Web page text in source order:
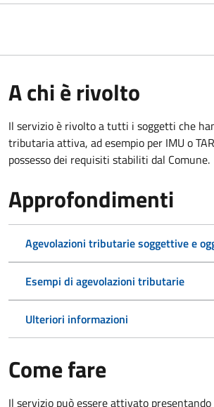
A chi è rivolto
Il servizio è rivolto a tutti i soggetti che
tributaria attiva, ad esempio per IMU o
possesso dei requisiti stabiliti dal Comune.
Approfondimenti
Agevolazioni tributarie soggettive e
Esempi di agevolazioni tributarie
Ulteriori informazioni
Come fare
Il servizio può essere attivato